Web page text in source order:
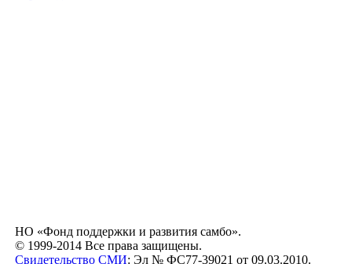
НО «Фонд поддержки и развития самбо».
© 1999-2014 Все права защищены.
Свидетельство СМИ: Эл № ФС77-39021 от 09.03.2010.